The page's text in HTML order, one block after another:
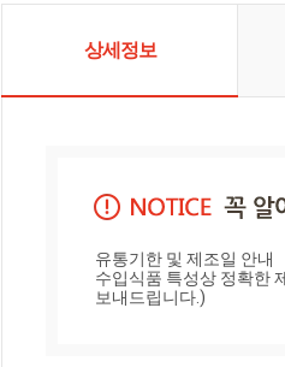
상세정보
유통기한 및 제조일 안내
수입식품 특성상 정확한
보내드립니다.)